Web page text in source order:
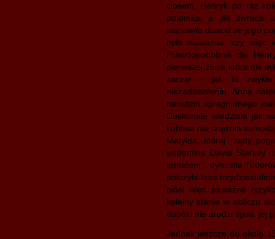
ciosem. Henryk po raz
potomka, a jak zwraca
stanowiła dowód że jego
było nieważne, czy więc
Prawdopodobnie dla
pierwszej żonie która nie
zaczął – jak to
niezadowoleniu. Anna
narodzin upragnionego
Doskonale wiedziała jak
kobieta nie rządziła
Matylda, której rządy
wspomina David Starkey
tematem’ : dynastia
położyła kres
niósł więc poważne
kolejny stanie w obliczu
dopóki nie urodzi syna, jej
Jednak jeszcze do około